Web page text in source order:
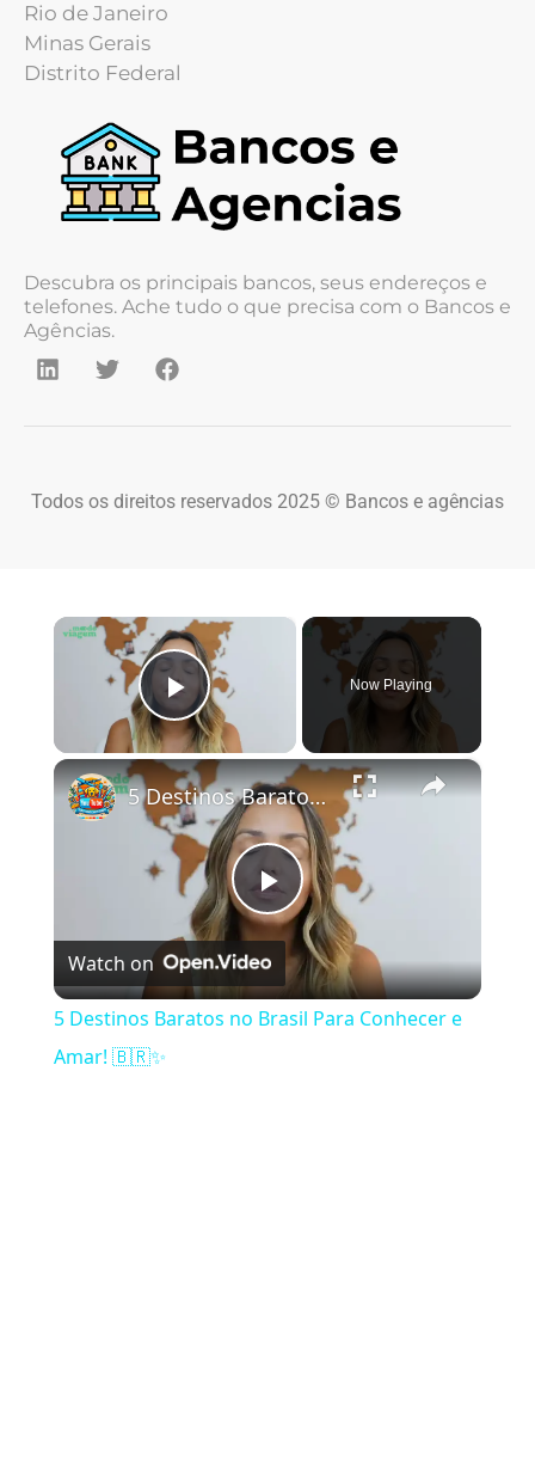
Rio de Janeiro
Minas Gerais
Distrito Federal
Descubra os principais bancos, seus endereços e
telefones. Ache tudo o que precisa com o Bancos e
Agências.
Todos os direitos reservados 2025 © Bancos e agências
×
Play Video
Now Playing
×
Play Video
5 Destinos Baratos no Brasil Para Conhecer e Amar! 🇧🇷✨
Watch on
5 Destinos Baratos no Brasil Para Conhecer e
Amar! 🇧🇷✨